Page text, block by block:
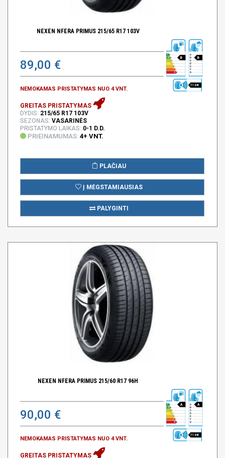
NEXEN NFERA PRIMUS 215/65 R17 103V
89,00 €
NEMOKAMAS PRISTATYMAS NUO 4 VNT.
B B
71 DB
GREITAS PRISTATYMAS
DYDIS: 215/65 R17 103V
SEZONAS: VASARINĖS
PRISTATYMO LAIKAS: 0-1 D.D.
PRIEINAMUMAS: 4+ VNT.
PLAČIAU
Į MĖGSTAMIAUSIAS
PALYGINTI
NEXEN NFERA PRIMUS 215/60 R17 96H
90,00 €
NEMOKAMAS PRISTATYMAS NUO 4 VNT.
A A
71 DB
GREITAS PRISTATYMAS